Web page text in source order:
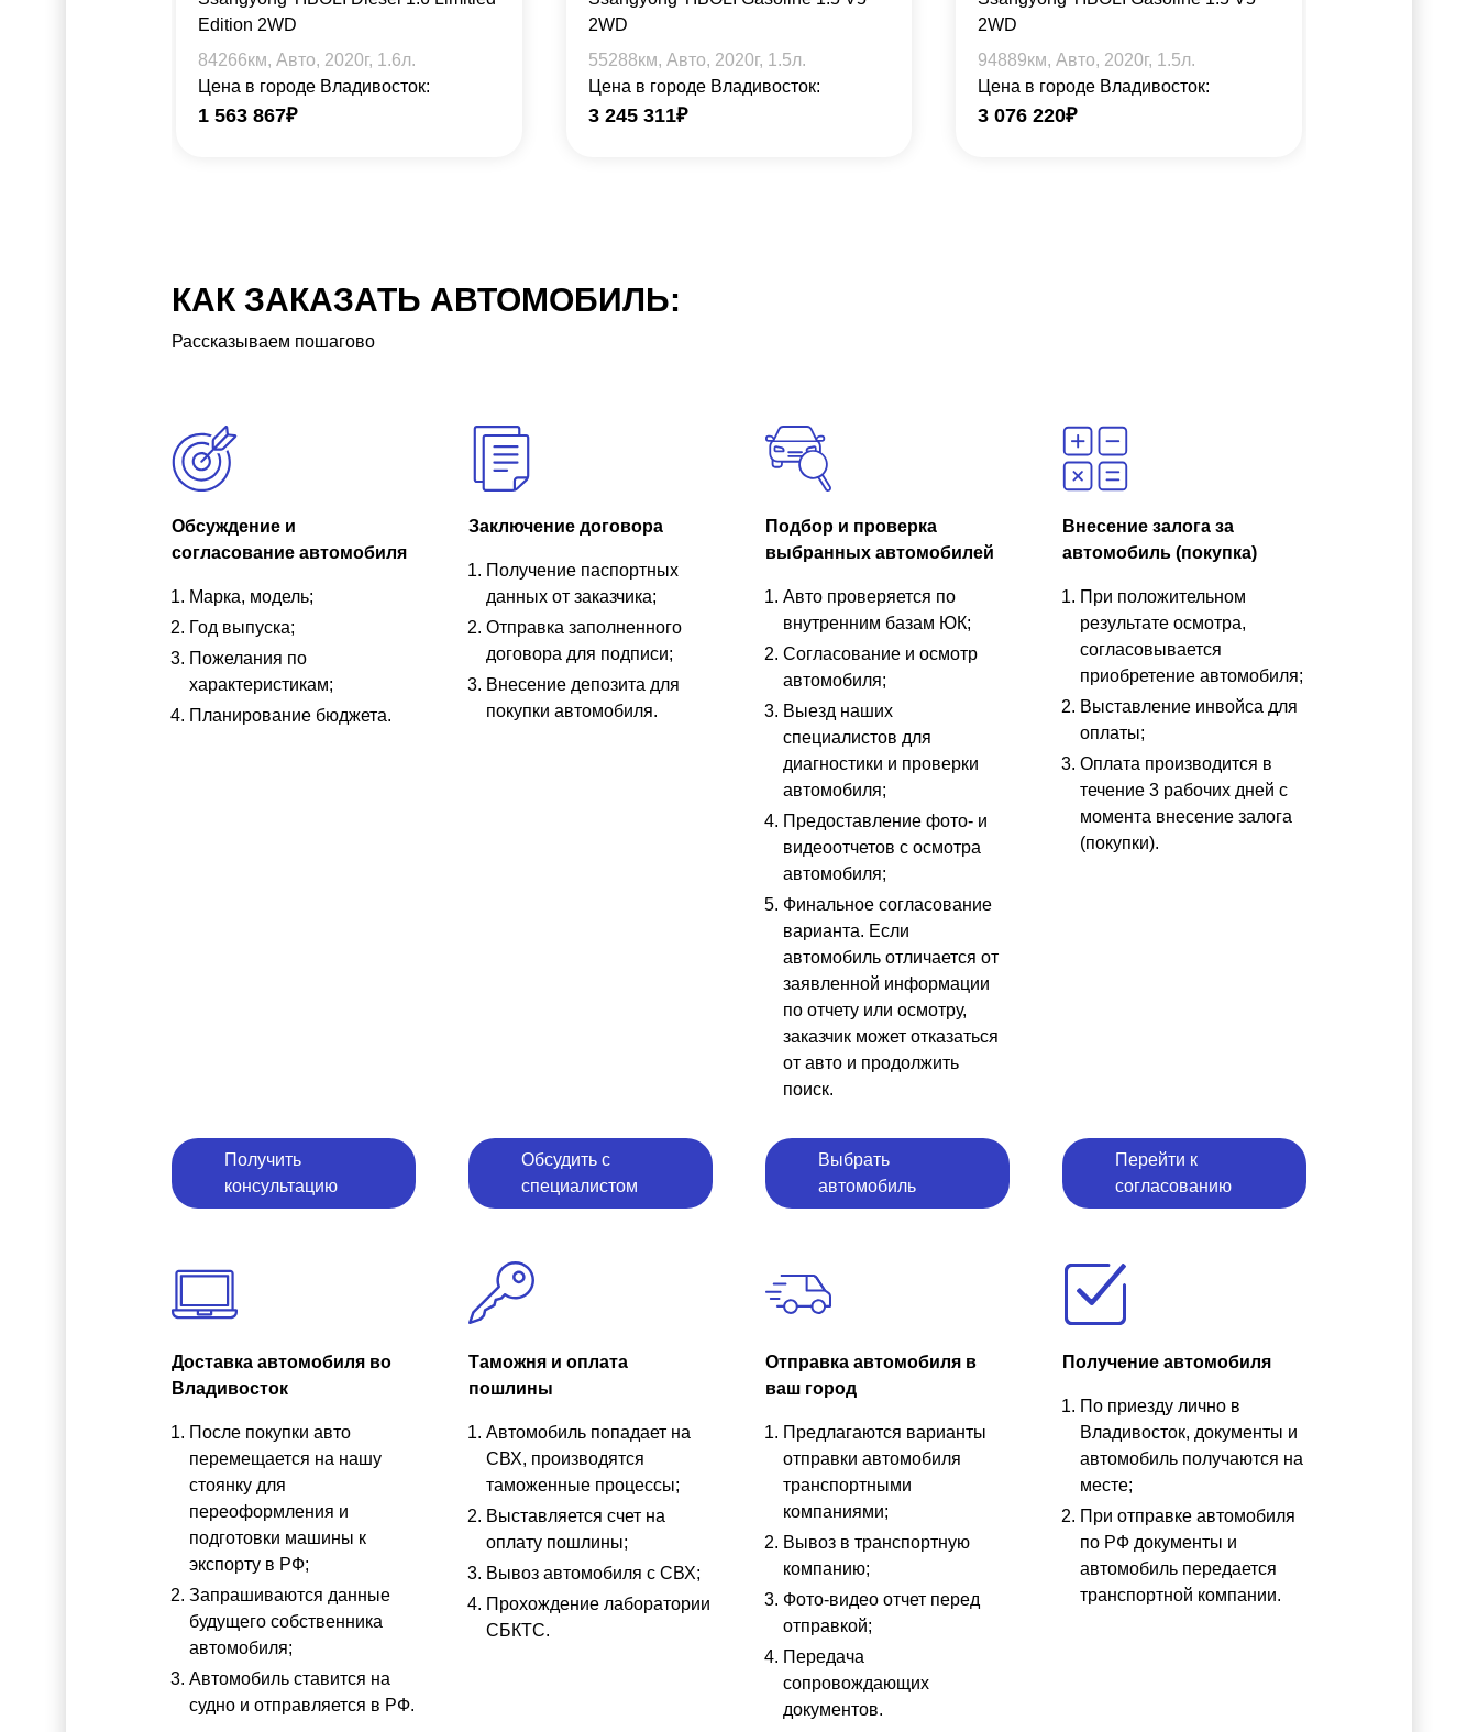
Edition 2WD
84266км, Авто, 2020г, 1.6л.
Цена в городе Владивосток:
1 563 867₽
2WD
55288км, Авто, 2020г, 1.5л.
Цена в городе Владивосток:
3 245 311₽
2WD
94889км, Авто, 2020г, 1.5л.
Цена в городе Владивосток:
3 076 220₽
КАК ЗАКАЗАТЬ АВТОМОБИЛЬ:
Рассказываем пошагово
Обсуждение и
согласование автомобиля
Марка, модель;
Год выпуска;
Пожелания по
характеристикам;
Планирование бюджета.
Получить
консультацию
Заключение договора
Получение паспортных
данных от заказчика;
Отправка заполненного
договора для подписи;
Внесение депозита для
покупки автомобиля.
Обсудить с
специалистом
Подбор и проверка
выбранных автомобилей
Авто проверяется по
внутренним базам ЮК;
Согласование и осмотр
автомобиля;
Выезд наших
специалистов для
диагностики и проверки
автомобиля;
Предоставление фото- и
видеоотчетов с осмотра
автомобиля;
Финальное согласование
варианта. Если
автомобиль отличается от
заявленной информации
по отчету или осмотру,
заказчик может отказаться
от авто и продолжить
поиск.
Выбрать
автомобиль
Внесение залога за
автомобиль (покупка)
При положительном
результате осмотра,
согласовывается
приобретение автомобиля;
Выставление инвойса для
оплаты;
Оплата производится в
течение 3 рабочих дней с
момента внесение залога
(покупки).
Перейти к
согласованию
Доставка автомобиля во
Владивосток
После покупки авто
перемещается на нашу
стоянку для
переоформления и
подготовки машины к
экспорту в РФ;
Запрашиваются данные
будущего собственника
автомобиля;
Автомобиль ставится на
судно и отправляется в РФ.
Таможня и оплата
пошлины
Автомобиль попадает на
СВХ, производятся
таможенные процессы;
Выставляется счет на
оплату пошлины;
Вывоз автомобиля с СВХ;
Прохождение лаборатории
СБКТС.
Отправка автомобиля в
ваш город
Предлагаются варианты
отправки автомобиля
транспортными
компаниями;
Вывоз в транспортную
компанию;
Фото-видео отчет перед
отправкой;
Передача
сопровождающих
документов.
Получение автомобиля
По приезду лично в
Владивосток, документы и
автомобиль получаются на
месте;
При отправке автомобиля
по РФ документы и
автомобиль передается
транспортной компании.